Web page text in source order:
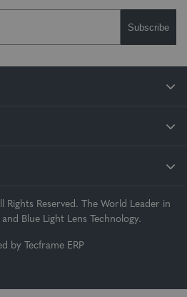
Subscribe
Reserved. The World Leader in
Blue Light Lens Technology.
by Tecframe ERP